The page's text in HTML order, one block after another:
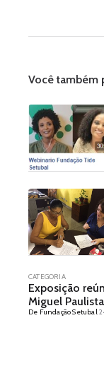
Você também
CATEGORIA
Exposição
Miguel Paulista
De Fundação Setubal